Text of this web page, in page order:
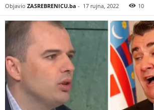
Objavio ZASREBRENICU.ba - 17 rujna, 2022 10